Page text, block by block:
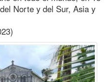
Norte y del Sur, Asia y